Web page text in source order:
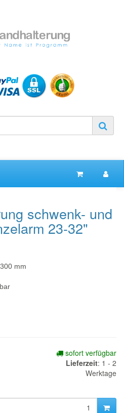
schwenk- und
23-32"
mm
sofort verfügbar
Lieferzeit: 1 - 2
Werktage